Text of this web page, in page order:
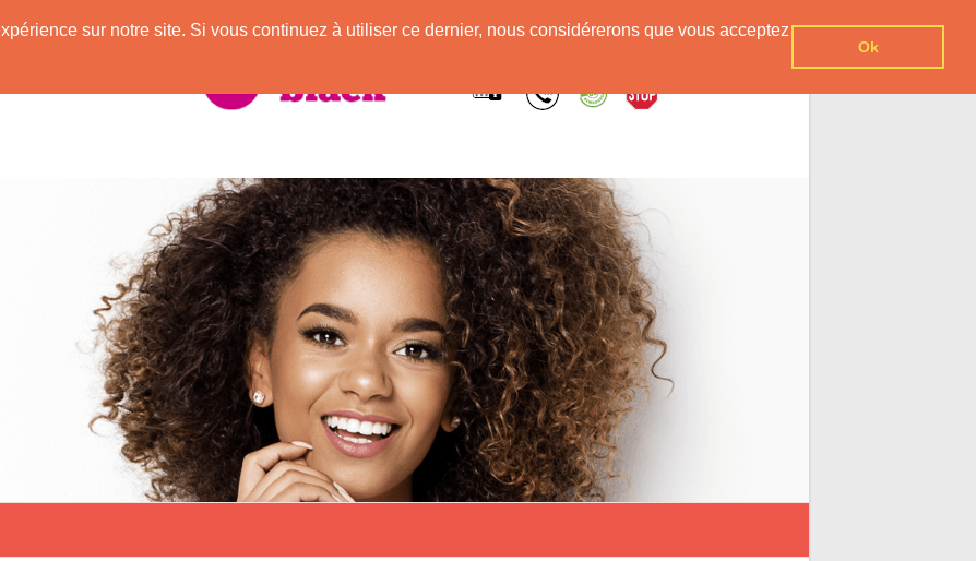
sur notre site. Si vous continuez à utiliser ce dernier, nous considérerons que vous acceptez
Ok
des Afros !